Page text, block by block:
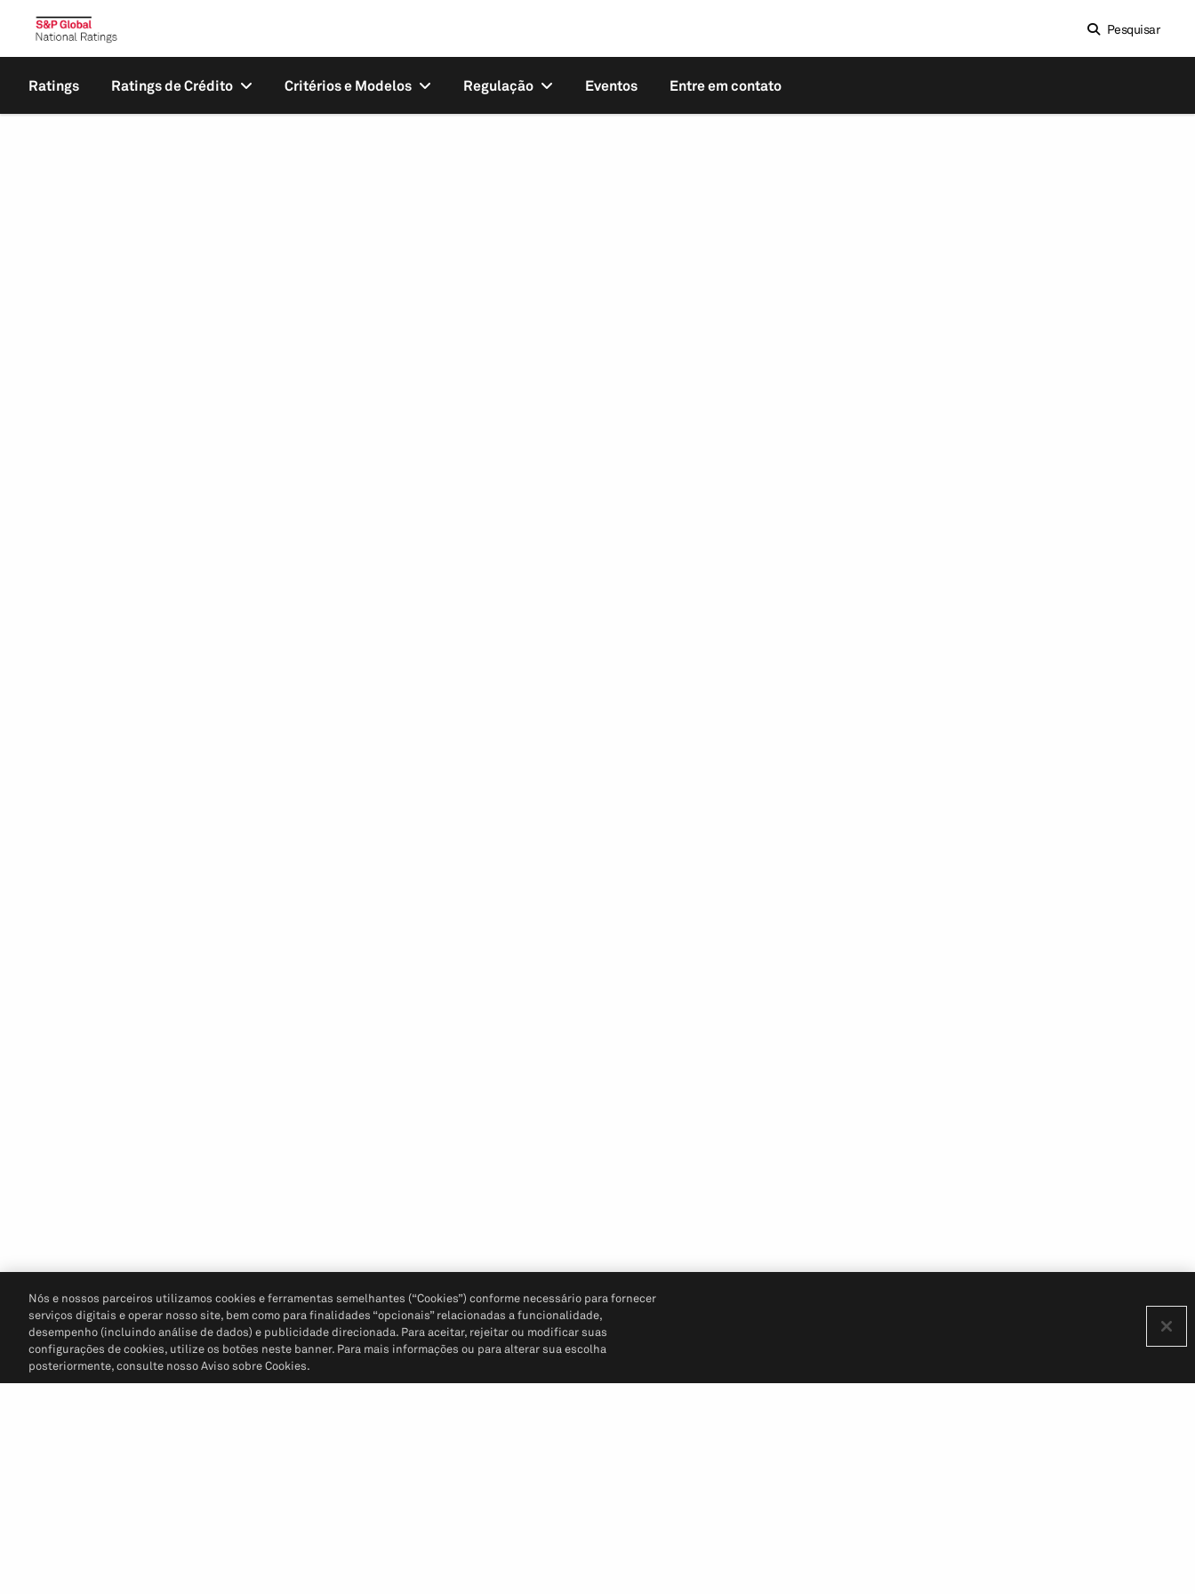
Pesquisar
Ratings Ratings de Crédito Critérios e Modelos Regulação Eventos Entre em contato
Nós e nossos parceiros utilizamos cookies e ferramentas semelhantes (“Cookies”) conforme necessário para fornecer
serviços digitais e operar nosso site, bem como para finalidades “opcionais” relacionadas a funcionalidade,
desempenho (incluindo análise de dados) e publicidade direcionada. Para aceitar, rejeitar ou modificar suas
configurações de cookies, utilize os botões neste banner. Para mais informações ou para alterar sua escolha
posteriormente, consulte nosso Aviso sobre Cookies.